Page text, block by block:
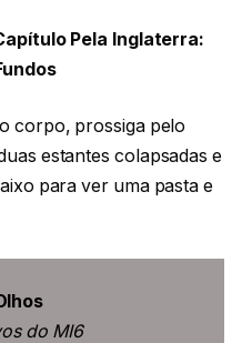
Pela Inglaterra:
corpo, prossiga pelo
estantes colapsadas e
para ver uma pasta e
do MI6